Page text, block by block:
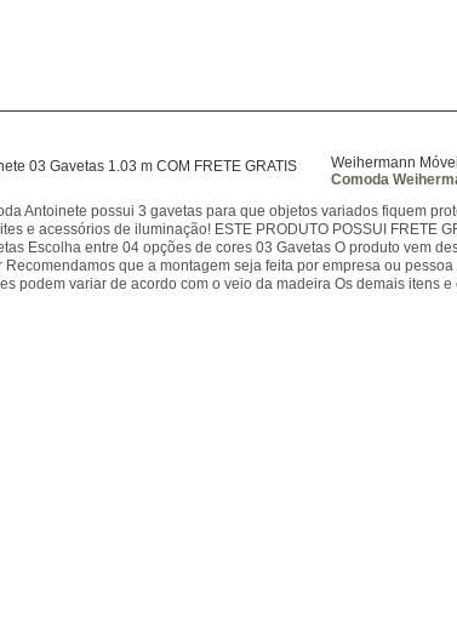
Weihermann
Comoda
Antoinete possui 3 gavetas para que objetos variados fiquem
e acessórios de iluminação! ESTE PRODUTO POSSUI FRETE
Escolha entre 04 opções de cores 03 Gavetas O produto vem
que a montagem seja feita por empresa ou
podem variar de acordo com o veio da madeira Os demais itens